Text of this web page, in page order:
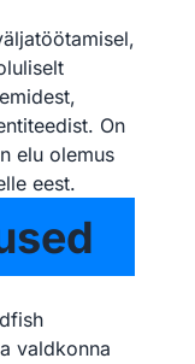
On
elu olemus
eest.
valdkonna